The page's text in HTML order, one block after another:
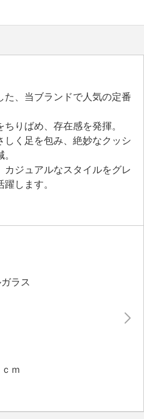
た、当ブランドで人気の定番
りばめ、存在感を発揮。
く足を包み、絶妙なクッシ
ジュアルなスタイルをグレ
します。
ラス
ｍ
ｃｍ